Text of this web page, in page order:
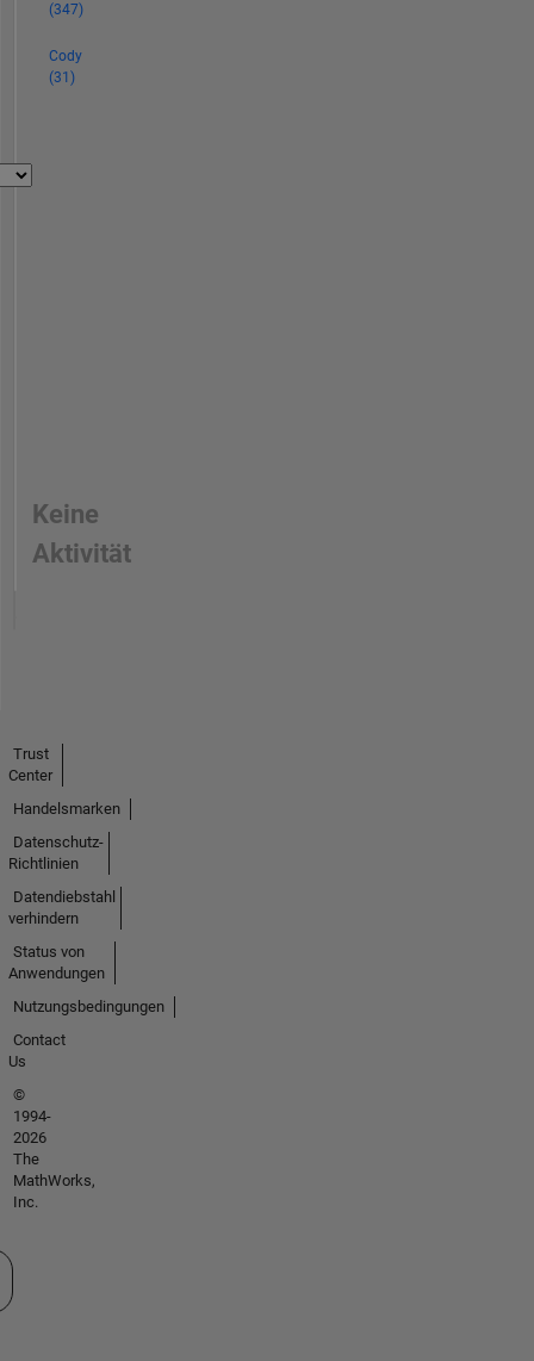
(347)
Cody
(31)
Keine
Aktivität
Trust
Center
Handelsmarken
Datenschutz-
Richtlinien
Datendiebstahl
verhindern
Status von
Anwendungen
Nutzungsbedingungen
Contact
Us
©
1994-
2026
The
MathWorks,
Inc.